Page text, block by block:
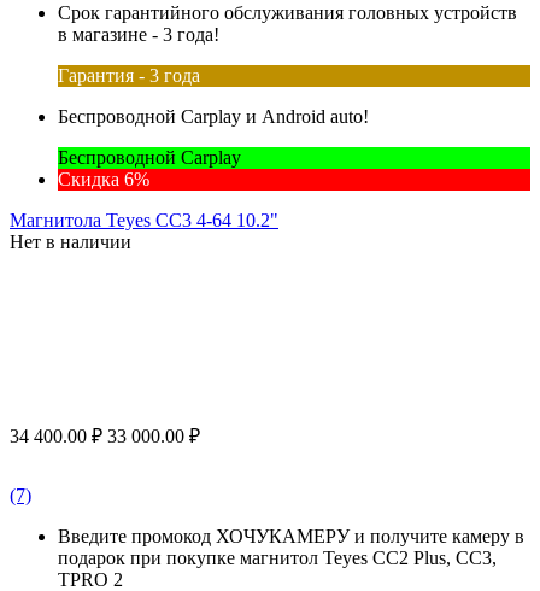
Срок гарантийного обслуживания головных устройств
в магазине - 3 года!
Гарантия - 3 года
Беспроводной Carplay и Android auto!
Беспроводной Carplay
Скидка 6%
Магнитола Teyes CC3 4-64 10.2"
Нет в наличии
34 400.00 ₽ 33 000.00 ₽
(7)
Введите промокод ХОЧУКАМЕРУ и получите камеру в
подарок при покупке магнитол Teyes CC2 Plus, CC3,
TPRO 2